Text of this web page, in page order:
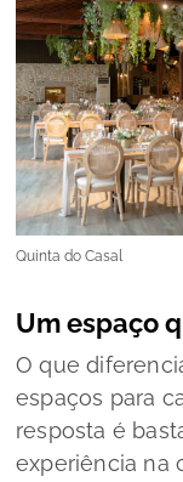
Quinta do Casal
Um espaço
O que
espaços para
resposta é
experiência na